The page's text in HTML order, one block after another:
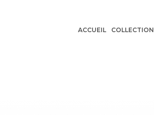
ACCUEIL COLLECTION